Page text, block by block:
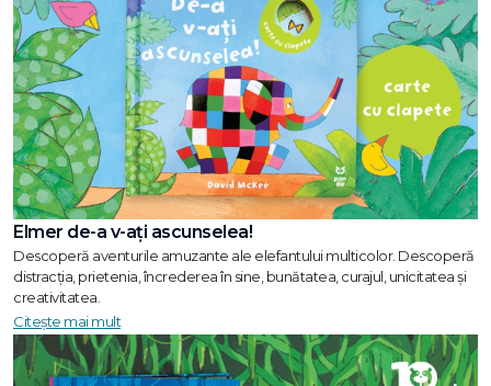
Elmer de-a v-ați ascunselea!
Descoperă aventurile amuzante ale elefantului multicolor. Descoperă
distracția, prietenia, încrederea în sine, bunătatea, curajul, unicitatea și
creativitatea.
Citește mai mult